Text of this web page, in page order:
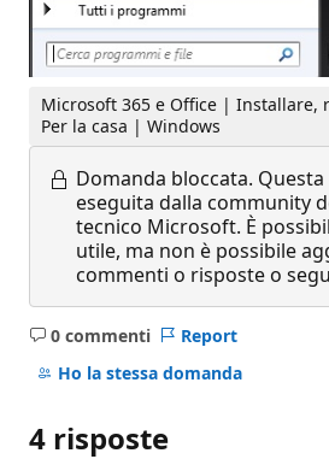
Microsoft 365 e Office | Installare,
Per la casa | Windows
Domanda bloccata.
eseguita dalla community
tecnico Microsoft. È
utile, ma non è possibile
commenti o risposte o
0 commenti
Nessun
commento
Report
Ho la stessa domanda
4 risposte